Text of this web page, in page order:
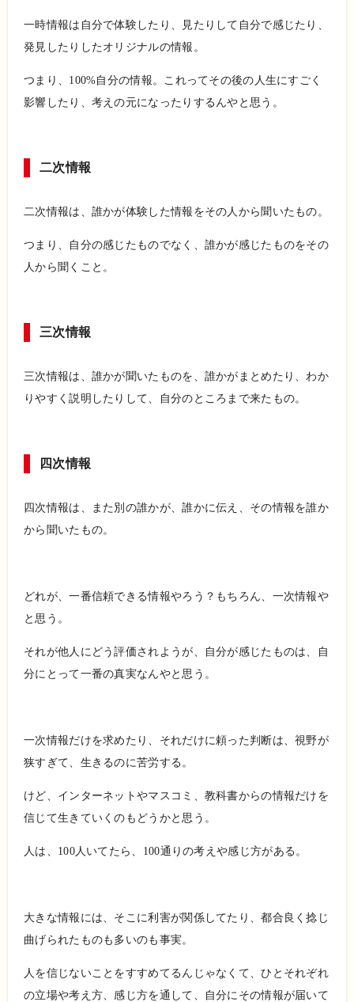
一時情報は自分で体験したり、見たりして自分で感じたり、
発見したりしたオリジナルの情報。
つまり、100%自分の情報。これってその後の人生にすごく
影響したり、考えの元になったりするんやと思う。
二次情報
二次情報は、誰かが体験した情報をその人から聞いたもの。
つまり、自分の感じたものでなく、誰かが感じたものをその
人から聞くこと。
三次情報
三次情報は、誰かが聞いたものを、誰かがまとめたり、わか
りやすく説明したりして、自分のところまで来たもの。
四次情報
四次情報は、また別の誰かが、誰かに伝え、その情報を誰か
から聞いたもの。
どれが、一番信頼できる情報やろう？もちろん、一次情報や
と思う。
それが他人にどう評価されようが、自分が感じたものは、自
分にとって一番の真実なんやと思う。
一次情報だけを求めたり、それだけに頼った判断は、視野が
狭すぎて、生きるのに苦労する。
けど、インターネットやマスコミ、教科書からの情報だけを
信じて生きていくのもどうかと思う。
人は、100人いてたら、100通りの考えや感じ方がある。
大きな情報には、そこに利害が関係してたり、都合良く捻じ
曲げられたものも多いのも事実。
人を信じないことをすすめてるんじゃなくて、ひとそれぞれ
の立場や考え方、感じ方を通して、自分にその情報が届いて